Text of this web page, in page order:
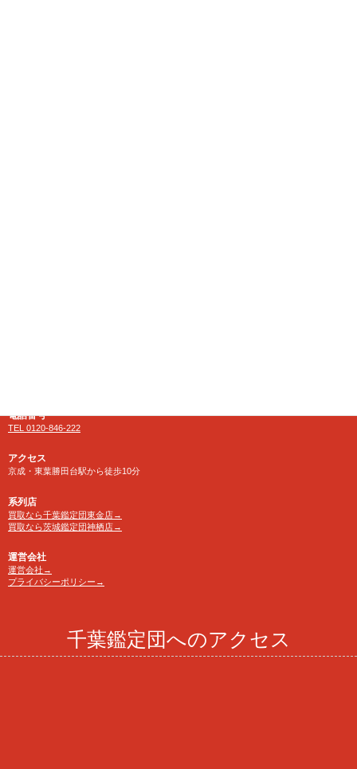
電話番号
TEL 0120-846-222
アクセス
京成・東葉勝田台駅から徒歩10分
系列店
買取なら千葉鑑定団東金店→
買取なら茨城鑑定団神栖店→
運営会社
運営会社→
プライバシーポリシー→
千葉鑑定団へのアクセス